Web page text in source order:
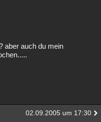
aber auch du mein
02.09.2005 um 17:30